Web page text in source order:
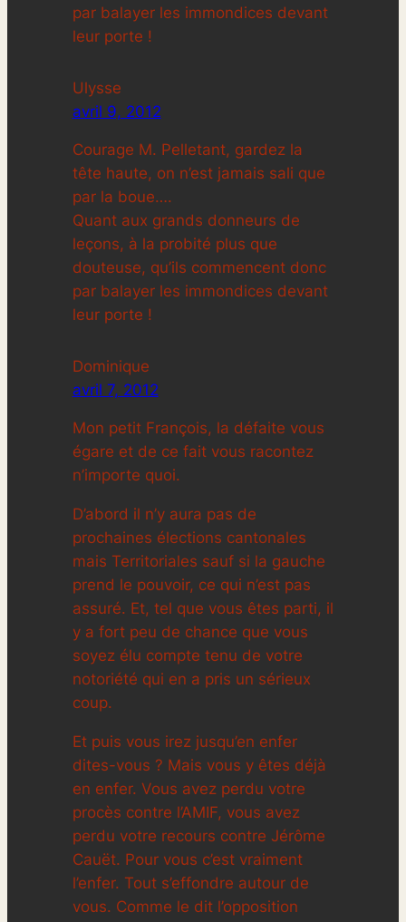
par balayer les immondices devant
leur porte !
Ulysse
avril 9, 2012
Courage M. Pelletant, gardez la
tête haute, on n’est jamais sali que
par la boue….
Quant aux grands donneurs de
leçons, à la probité plus que
douteuse, qu’ils commencent donc
par balayer les immondices devant
leur porte !
Dominique
avril 7, 2012
Mon petit François, la défaite vous
égare et de ce fait vous racontez
n’importe quoi.
D’abord il n’y aura pas de
prochaines élections cantonales
mais Territoriales sauf si la gauche
prend le pouvoir, ce qui n’est pas
assuré. Et, tel que vous êtes parti, il
y a fort peu de chance que vous
soyez élu compte tenu de votre
notoriété qui en a pris un sérieux
coup.
Et puis vous irez jusqu’en enfer
dites-vous ? Mais vous y êtes déjà
en enfer. Vous avez perdu votre
procès contre l’AMIF, vous avez
perdu votre recours contre Jérôme
Cauët. Pour vous c’est vraiment
l’enfer. Tout s’effondre autour de
vous. Comme le dit l’opposition